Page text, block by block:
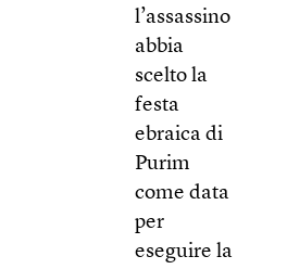
l’assassino
abbia
scelto la
festa
ebraica di
Purim
come data
per
eseguire la